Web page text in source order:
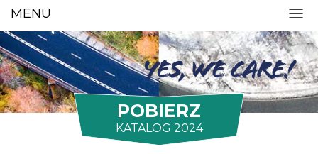
MENU
POBIERZ
KATALOG 2024